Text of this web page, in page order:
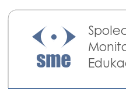
Społeczny Monitor
Edukacji